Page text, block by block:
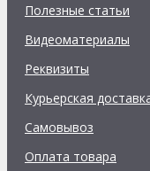
Полезные статьи
Видеоматериалы
Реквизиты
Курьерская
Самовывоз
Оплата товара